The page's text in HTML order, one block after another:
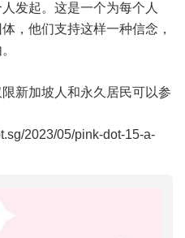
发起。这是一个为每个人
，他们支持这样一种信念，
新加坡人和永久居民可以参
2023/05/pink-dot-15-a-